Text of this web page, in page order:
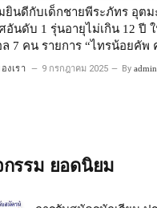
ยินดีกับเด็กชายพีระภัทร อุต
อันดับ 1 รุ่นอายุไม่เกิน 12 ปี
7 คน รายการ “ไทรน้อยคัพ
งเรา 9 กรกฎาคม 2025 By admin
กรรม ยอดนิยม